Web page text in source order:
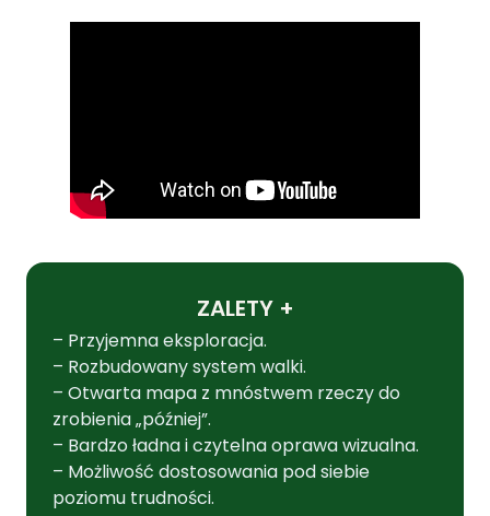
ZALETY +
– Przyjemna eksploracja.
– Rozbudowany system walki.
– Otwarta mapa z mnóstwem rzeczy do
zrobienia „później”.
– Bardzo ładna i czytelna oprawa wizualna.
– Możliwość dostosowania pod siebie
poziomu trudności.